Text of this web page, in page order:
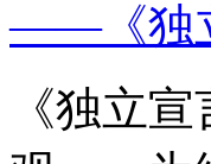
——《独
《独立